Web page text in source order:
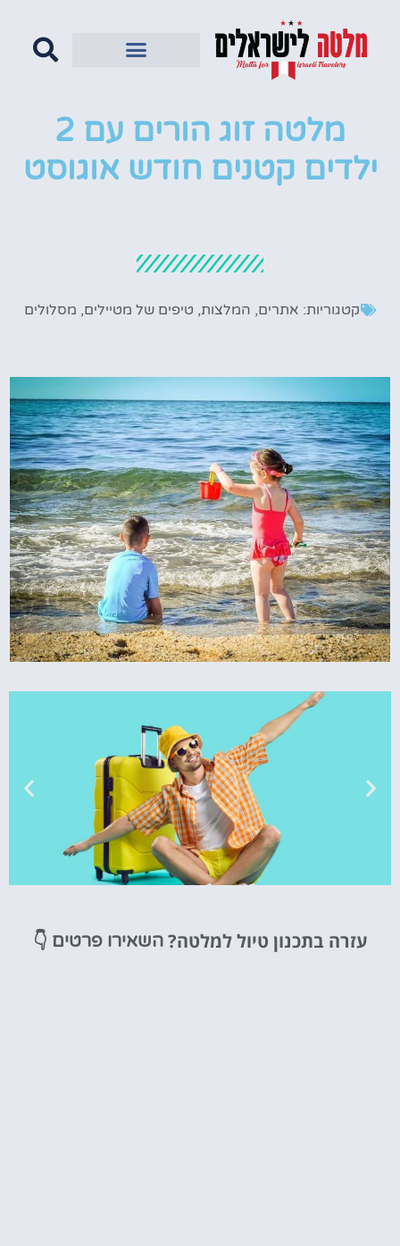
מלטה זוג הורים עם 2
ילדים קטנים חודש אוגוסט
קטגוריות: אתרים, המלצות, טיפים של מטיילים, מסלולים
מציאת
עזרה בתכנון טיול למלטה? השאירו פרטים 👇